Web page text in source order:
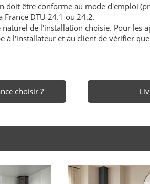
doit être conforme au mode d'emploi
DTU 24.1 ou 24.2.
de l'installation choisie. Pour les
à l'installateur et au client de vérifier
choisir ?